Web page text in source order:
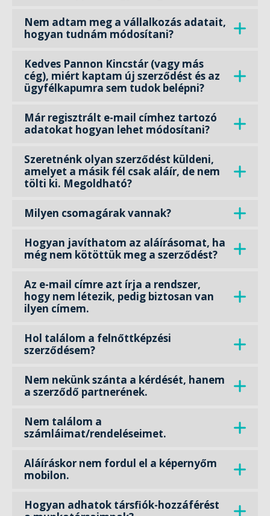
Nem adtam meg a vállalkozás adatait,
hogyan tudnám módosítani?
Kedves Pannon Kincstár (vagy más
cég), miért kaptam új szerződést és az
ügyfélkapumra sem tudok belépni?
Már regisztrált e-mail címhez tartozó
adatokat hogyan lehet módosítani?
Szeretnénk olyan szerződést küldeni,
amelyet a másik fél csak aláír, de nem
tölti ki. Megoldható?
Milyen csomagárak vannak?
Hogyan javíthatom az aláírásomat, ha
még nem kötöttük meg a szerződést?
Az e-mail címre azt írja a rendszer,
hogy nem létezik, pedig biztosan van
ilyen címem.
Hol találom a felnőttképzési
szerződésem?
Nem nekünk szánta a kérdését, hanem
a szerződő partnerének.
Nem találom a
számláimat/rendeléseimet.
Aláíráskor nem fordul el a képernyőm
mobilon.
Hogyan adhatok társfiók-hozzáférést